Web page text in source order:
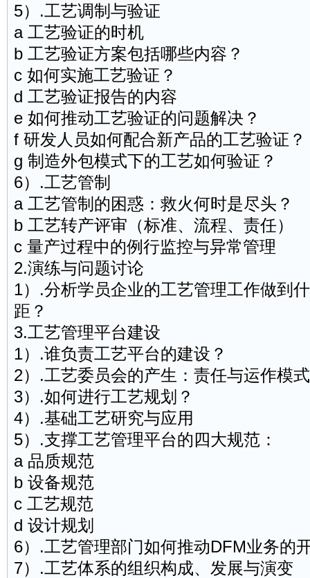
5）.工艺调制与验证
a 工艺验证的时机
b 工艺验证方案包括哪些内容？
c 如何实施工艺验证？
d 工艺验证报告的内容
e 如何推动工艺验证的问题解决？
f 研发人员如何配合新产品的工艺验证？
g 制造外包模式下的工艺如何验证？
6）.工艺管制
a 工艺管制的困惑：救火何时是尽头？
b 工艺转产评审（标准、流程、责任）
c 量产过程中的例行监控与异常管理
2.演练与问题讨论
1）.分析学员企业的工艺管理工作做到
距？
3.工艺管理平台建设
1）.谁负责工艺平台的建设？
2）.工艺委员会的产生：责任与运作模式
3）.如何进行工艺规划？
4）.基础工艺研究与应用
5）.支撑工艺管理平台的四大规范：
a 品质规范
b 设备规范
c 工艺规范
d 设计规划
6）.工艺管理部门如何推动DFM业务的
7）.工艺体系的组织构成、发展与演变